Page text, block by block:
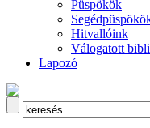
Püspökök
Hitvallóink
Válogatott
Lapozó